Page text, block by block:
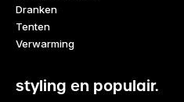
Dranken
Tenten
Verwarming
styling en populair.